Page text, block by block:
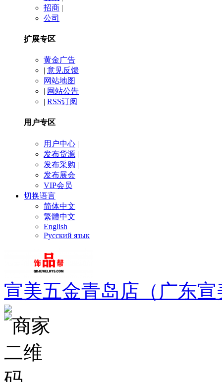
招商 |
公司
扩展专区
黄金广告
| 意见反馈
网站地图
| 网站公告
| RSS订阅
用户专区
用户中心 |
发布货源 |
发布采购 |
发布展会
VIP会员
切换语言
简体中文
繁體中文
English
Русский язык
宣美五金青岛店（广东